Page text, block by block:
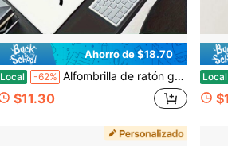
Ahorro de $18.70
Local -62% Alfombrilla de ratón grande y escritorio con foto/texto personalizado - Cuenta con una base antideslizante, para uso en oficina, juegos o en el hogar - Personaliza con tus propias imágenes o texto - Un gran producto para profesionales y jugadores Tamaño del producto 16 * 36 pulgadas (40 * 90 centímetros)
$11.30
Local